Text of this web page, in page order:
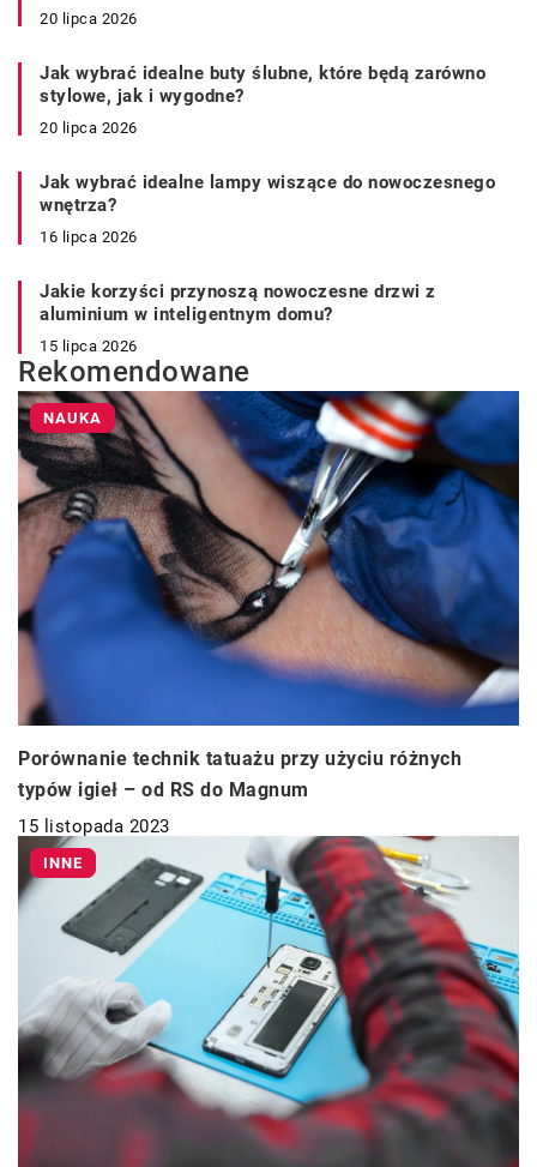
20 lipca 2026
Jak wybrać idealne buty ślubne, które będą zarówno
stylowe, jak i wygodne?
20 lipca 2026
Jak wybrać idealne lampy wiszące do nowoczesnego
wnętrza?
16 lipca 2026
Jakie korzyści przynoszą nowoczesne drzwi z
aluminium w inteligentnym domu?
15 lipca 2026
Rekomendowane
NAUKA
Porównanie technik tatuażu przy użyciu różnych
typów igieł – od RS do Magnum
15 listopada 2023
INNE